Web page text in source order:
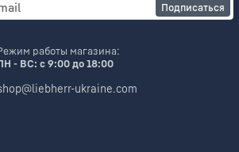
Подписаться
работы магазина:
- ВС: с 9:00 до 18:00
ukraine.com